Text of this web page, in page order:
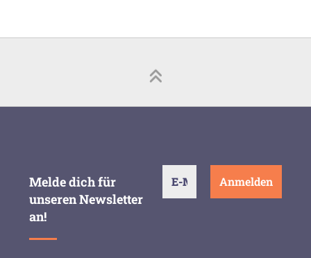
Melde dich für
unseren Newsletter
an!